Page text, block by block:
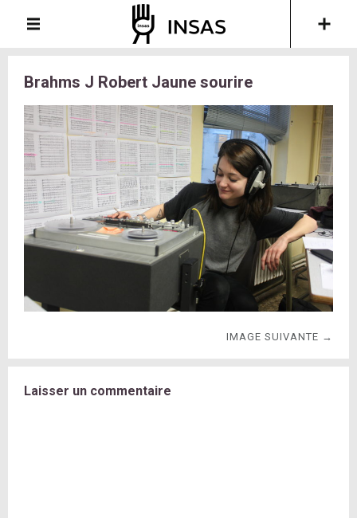
Brahms J Robert Jaune sourire
IMAGE SUIVANTE →
Laisser un commentaire